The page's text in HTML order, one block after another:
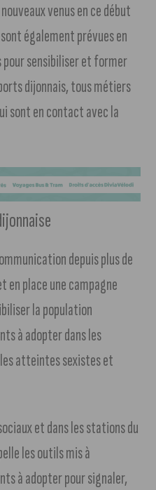
venus en ce début
également prévues en
pour sensibiliser et former
dijonnais, tous métiers
sont en contact avec la
depuis plus de
en place une campagne
la population
à adopter dans les
atteintes sexistes et
et dans les stations du
les outils mis à
à adopter pour signaler,